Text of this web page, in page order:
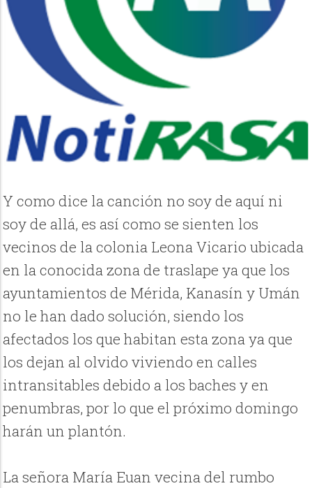
Y como dice la canción no soy de aquí ni
soy de allá, es así como se sienten los
vecinos de la colonia Leona Vicario ubicada
en la conocida zona de traslape ya que los
ayuntamientos de Mérida, Kanasín y Umán
no le han dado solución, siendo los
afectados los que habitan esta zona ya que
los dejan al olvido viviendo en calles
intransitables debido a los baches y en
penumbras, por lo que el próximo domingo
harán un plantón.
La señora María Euan vecina del rumbo